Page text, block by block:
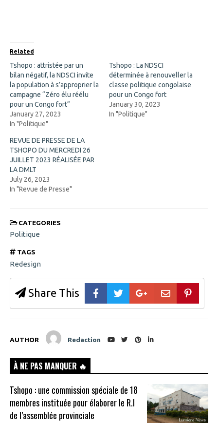
b
o
o
k
(
O
p
e
n
s
i
n
n
e
w
i
n
d
o
w
)
i
n
n
e
w
w
i
n
d
Related
Tshopo : attristée par un
bilan négatif, la NDSCI invite
la population à s’approprier la
campagne “Zéro élu réélu
pour un Congo fort”
January 27, 2023
In "Politique"
Tshopo : La NDSCI
déterminée à renouveller la
classe politique congolaise
pour un Congo fort
January 30, 2023
In "Politique"
REVUE DE PRESSE DE LA
TSHOPO DU MERCREDI 26
JUILLET 2023 RÉALISÉE PAR
LA DMLT
July 26, 2023
In "Revue de Presse"
CATEGORIES
Politique
TAGS
Redesign
Share This
AUTHOR Redaction
À NE PAS MANQUER 🔥
Tshopo : une commission spéciale de 18
membres instituée pour élaborer le R.I
de l’assemblée provinciale